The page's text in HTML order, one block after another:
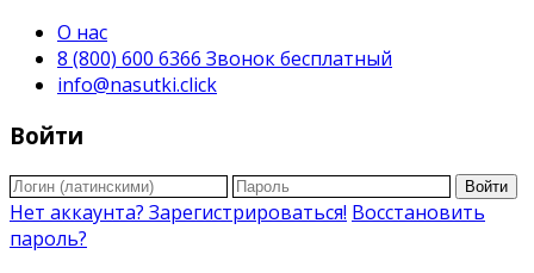
О нас
8 (800) 600 6366 Звонок бесплатный
info@nasutki.click
Войти
Войти
Нет аккаунта? Зарегистрироваться! Восстановить
пароль?